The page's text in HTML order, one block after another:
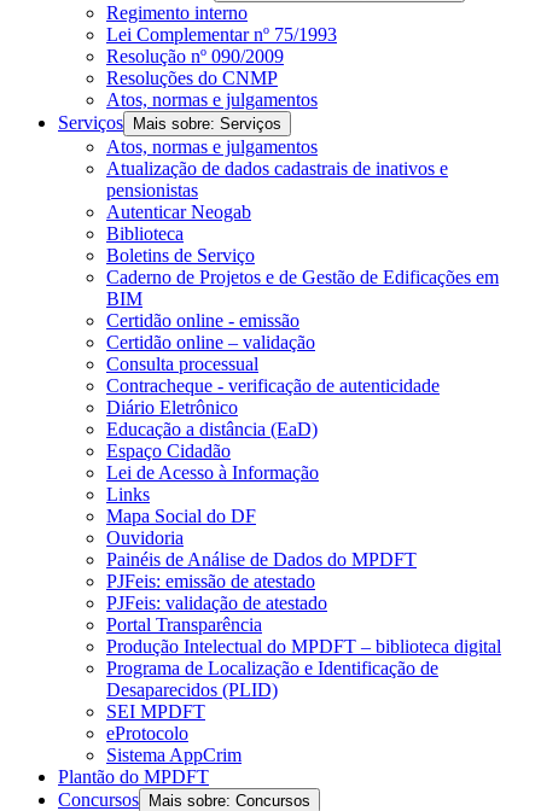
Regimento interno
Lei Complementar nº 75/1993
Resolução nº 090/2009
Resoluções do CNMP
Atos, normas e julgamentos
Serviços
Mais sobre: Serviços
Atos, normas e julgamentos
Atualização de dados cadastrais de inativos e
pensionistas
Autenticar Neogab
Biblioteca
Boletins de Serviço
Caderno de Projetos e de Gestão de Edificações em
BIM
Certidão online - emissão
Certidão online – validação
Consulta processual
Contracheque - verificação de autenticidade
Diário Eletrônico
Educação a distância (EaD)
Espaço Cidadão
Lei de Acesso à Informação
Links
Mapa Social do DF
Ouvidoria
Painéis de Análise de Dados do MPDFT
PJFeis: emissão de atestado
PJFeis: validação de atestado
Portal Transparência
Produção Intelectual do MPDFT – biblioteca digital
Programa de Localização e Identificação de
Desaparecidos (PLID)
SEI MPDFT
eProtocolo
Sistema AppCrim
Plantão do MPDFT
Concursos
Mais sobre: Concursos